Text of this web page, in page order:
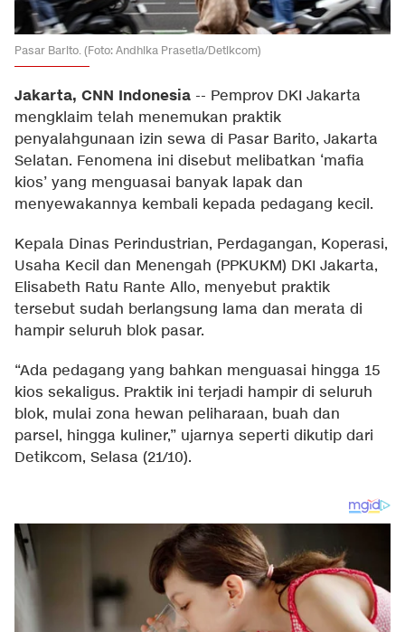
Pasar Barito. (Foto: Andhika Prasetia/Detikcom)
Jakarta, CNN Indonesia -- Pemprov DKI Jakarta
mengklaim telah menemukan praktik
penyalahgunaan izin sewa di Pasar Barito, Jakarta
Selatan. Fenomena ini disebut melibatkan ‘mafia
kios’ yang menguasai banyak lapak dan
menyewakannya kembali kepada pedagang kecil.
Kepala Dinas Perindustrian, Perdagangan, Koperasi,
Usaha Kecil dan Menengah (PPKUKM) DKI Jakarta,
Elisabeth Ratu Rante Allo, menyebut praktik
tersebut sudah berlangsung lama dan merata di
hampir seluruh blok pasar.
“Ada pedagang yang bahkan menguasai hingga 15
kios sekaligus. Praktik ini terjadi hampir di seluruh
blok, mulai zona hewan peliharaan, buah dan
parsel, hingga kuliner,” ujarnya seperti dikutip dari
Detikcom, Selasa (21/10).